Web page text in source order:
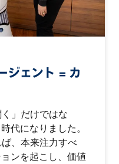
ジェント = カ
」だけではな
代になりました。
、本来注力すべ
ンを起こし、価値